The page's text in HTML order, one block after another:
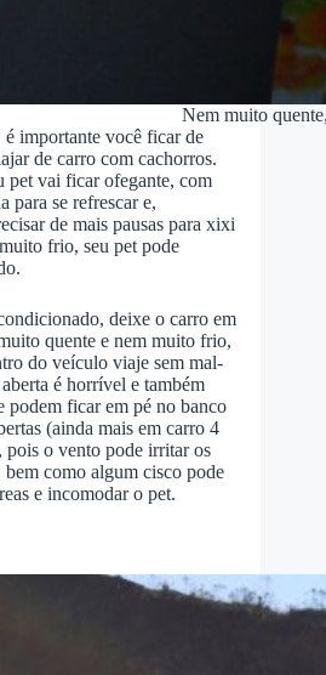
Nem muito
importante você ficar de
de carro com cachorros.
pet vai ficar ofegante, com
para se refrescar e,
de mais pausas para xixi
frio, seu pet pode
deixe o carro em
quente e nem muito frio,
do veículo viaje sem mal-
é horrível e também
podem ficar em pé no banco
(ainda mais em carro 4
pois o vento pode irritar os
como algum cisco pode
e incomodar o pet.